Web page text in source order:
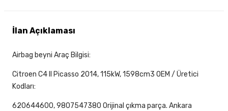
İlan Açıklaması
Airbag beyni Araç Bilgisi:
Citroen C4 II Picasso 2014, 115kW, 1598cm3 OEM / Üretici
Kodları:
620644600, 9807547380 Orijinal çıkma parça. Ankara